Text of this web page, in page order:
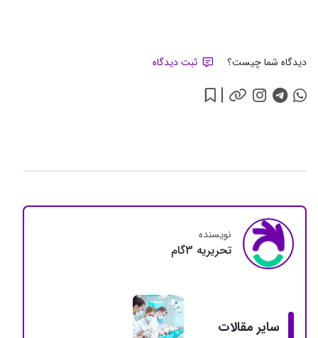
دیدگاه شما چیست؟ ثبت دیدگاه
نویسنده
تحريريه 3گام
سایر مقالات